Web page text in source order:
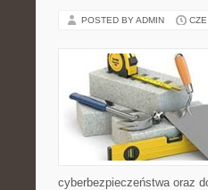
POSTED BY ADMIN
cyberbezpieczeństwa oraz